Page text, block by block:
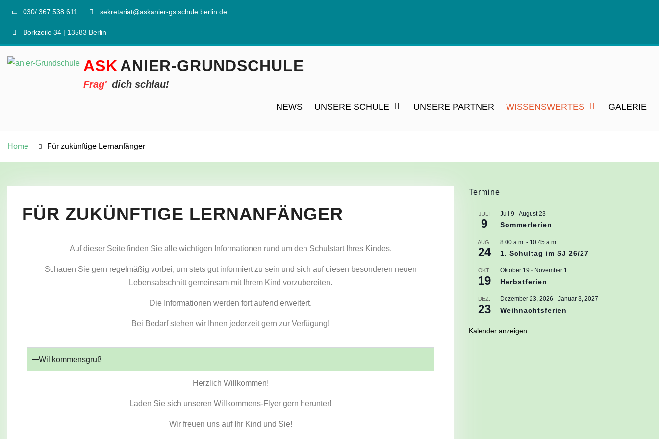
030/ 367 538 611 sekretariat@askanier-gs.schule.berlin.de
Borkzeile 34 | 13583 Berlin
ANIER-GRUNDSCHULE
dich schlau!
NEWS UNSERE SCHULE UNSERE PARTNER WISSENSWERTES GALERIE
Home Für zukünftige Lernanfänger
FÜR ZUKÜNFTIGE LERNANFÄNGER
Auf dieser Seite finden Sie alle wichtigen Informationen rund um den Schulstart Ihres Kindes.
Schauen Sie gern regelmäßig vorbei, um stets gut informiert zu sein und sich auf diesen besonderen neuen
Lebensabschnitt gemeinsam mit Ihrem Kind vorzubereiten.
Die Informationen werden fortlaufend erweitert.
Bei Bedarf stehen wir Ihnen jederzeit gern zur Verfügung!
Willkommensgruß
Herzlich Willkommen!
Laden Sie sich unseren Willkommens-Flyer gern herunter!
Wir freuen uns auf Ihr Kind und Sie!
Termine
JULI
9
Juli 9 -August 23
Sommerferien
AUG.
24
8:00 a.m.- 10:45 a.m.
1. Schultag im SJ 26/27
OKT.
19
Oktober 19 - November 1
Herbstferien
DEZ.
23
Dezember 23, 2026 - Januar 3, 2027
Weihnachtsferien
Kalender anzeigen